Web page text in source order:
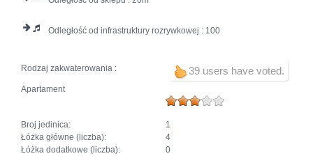
Odległość od infrastruktury rozrywkowej : 100
39 users have voted.
Rodzaj zakwaterowania :
Apartament
Broj jedinica:
1
Łóżka główne (liczba):
4
Łóżka dodatkowe (liczba):
0